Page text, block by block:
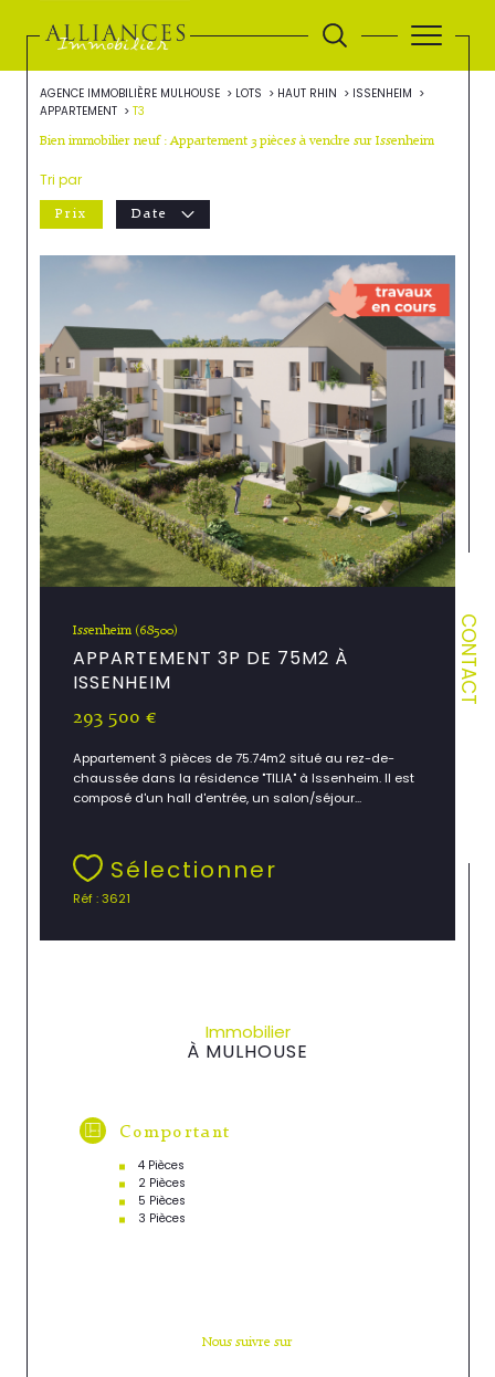
CONTACT
AGENCE IMMOBILIÈRE MULHOUSE LOTS HAUT RHIN
ISSENHEIM
APPARTEMENT
T3
Bien immobilier neuf : Appartement 3 pièces à vendre sur Issenheim
Tri par
Prix Date
Issenheim (68500)
APPARTEMENT 3P DE 75M2 À
ISSENHEIM
293 500 €
Appartement 3 pièces de 75.74m2 situé au rez-de-
chaussée dans la résidence "TILIA" à Issenheim. Il est
composé d'un hall d'entrée, un salon/séjour...
Sélectionner
Réf : 3621
Immobilier
À MULHOUSE
Comportant
4 Pièces
2 Pièces
5 Pièces
3 Pièces
Nous suivre sur